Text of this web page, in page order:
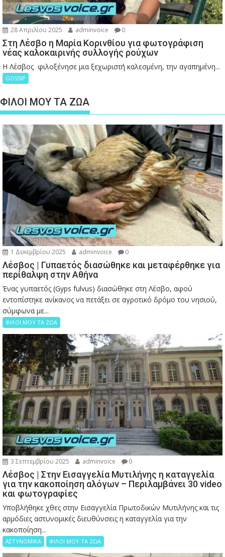
28 Απριλίου 2025 adminvoice 0
Στη Λέσβο η Μαρία Κορινθίου για φωτογράφιση
νέας καλοκαιρινής συλλογής ρούχων
Η Λέσβος φιλοξένησε μια ξεχωριστή καλεσμένη, την αγαπημένη...
GOSSIP
ΦΙΛΟΙ ΜΟΥ ΤΑ ΖΩΑ
1 Δεκεμβρίου 2025 adminvoice 0
Λέσβος | Γυπαετός διασώθηκε και μεταφέρθηκε για
περίθαλψη στην Αθήνα
Ένας γυπαετός (Gyps fulvus) διασώθηκε στη Λέσβο, αφού
εντοπίστηκε ανίκανος να πετάξει σε αγροτικό δρόμο του νησιού,
σύμφωνα με...
ΦΙΛΟΙ ΜΟΥ ΤΑ ΖΩΑ
3 Σεπτεμβρίου 2025 adminvoice 0
Λέσβος | Στην Εισαγγελία Μυτιλήνης η καταγγελία
για την κακοποίηση αλόγων – Περιλαμβάνει 30 video
και φωτογραφίες
Υποβλήθηκε χθες στην Εισαγγελία Πρωτοδικών Μυτιλήνης και τις
αρμόδιες αστυνομικές διευθύνσεις η καταγγελία για την
κακοποίηση...
ΑΣΤΥΝΟΜΙΚΑ ΦΙΛΟΙ ΜΟΥ ΤΑ ΖΩΑ